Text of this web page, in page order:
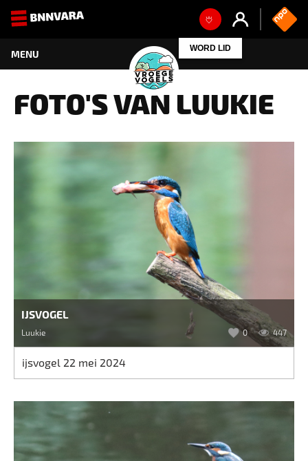
WORD LID
FOTO'S VAN LUUKIE
IJSVOGEL
Luukie 0 447
ijsvogel 22 mei 2024